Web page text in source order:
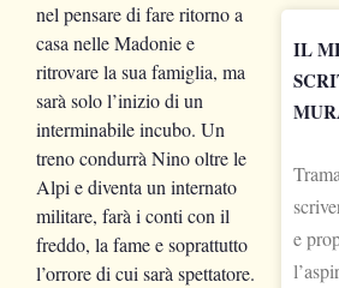
nel pensare di fare ritorno a
casa nelle Madonie e
ritrovare la sua famiglia, ma
sarà solo l’inizio di un
interminabile incubo. Un
treno condurrà Nino oltre le
Alpi e diventa un internato
militare, farà i conti con il
freddo, la fame e soprattutto
l’orrore di cui sarà spettatore.
IL
e